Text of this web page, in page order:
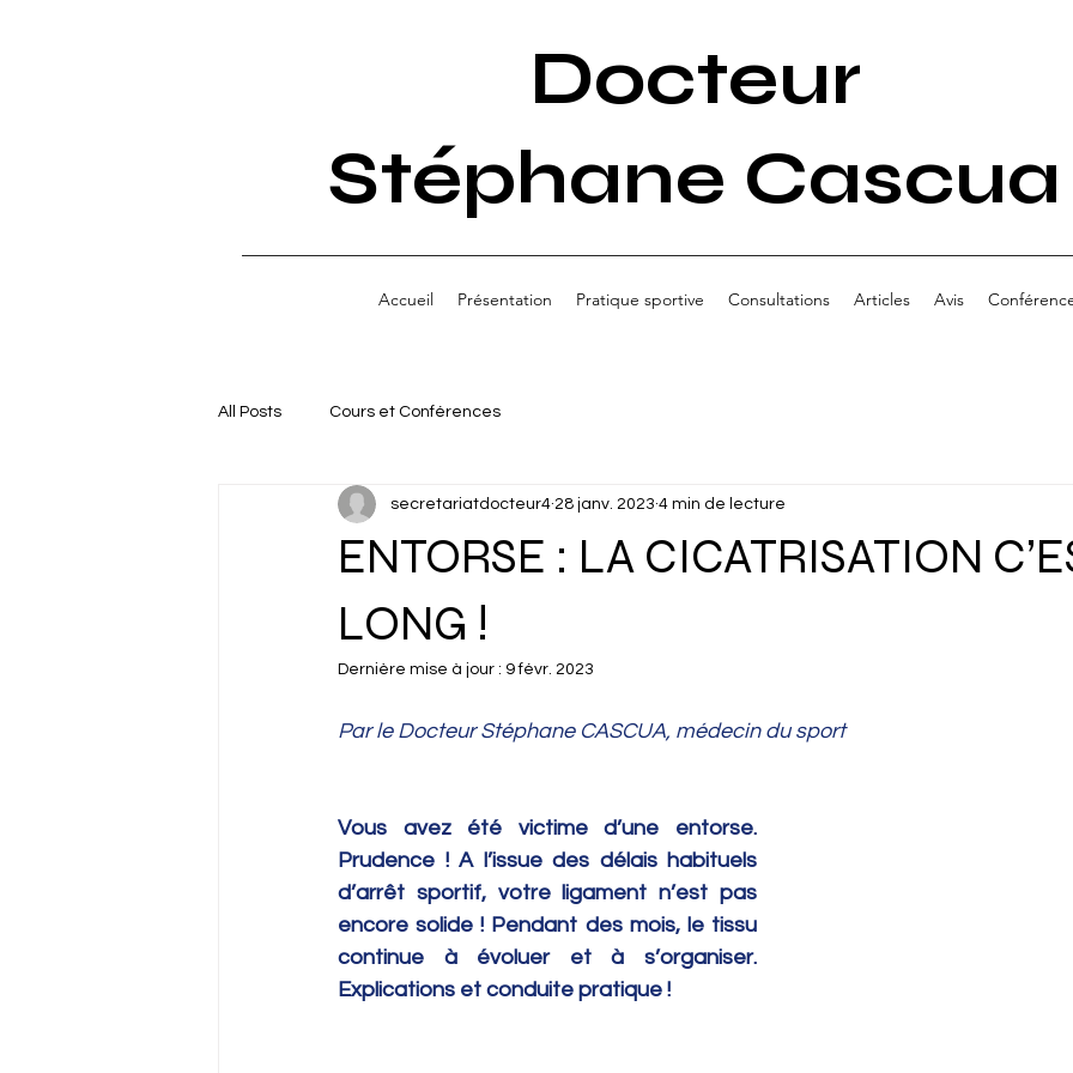
Docteur
Stéphane Cascua
Accueil Présentation Pratique sportive Consultations Articles Avis
All Posts Cours et Conférences
ENTORSE : LA CICATRISATION
LONG !
secretariatdocteur4 28 janv. 2023 4 min de lecture
Dernière mise à jour : 9 févr. 2023
Par le Docteur Stéphane CASCUA, médecin du sport
Vous avez été victime d’une entorse.
Prudence ! A l’issue des délais habituels
d’arrêt sportif, votre ligament n’est pas
encore solide ! Pendant des mois, le tissu
continue à évoluer et à s’organiser.
Explications et conduite pratique !